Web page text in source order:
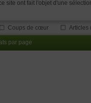
site ont fait l'objet d'une
Coups de cœur Articles
par page